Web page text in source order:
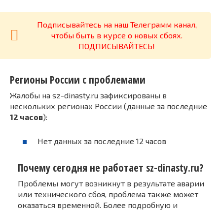
Подписывайтесь на наш Телеграмм канал,
чтобы быть в курсе о новых сбоях.
ПОДПИСЫВАЙТЕСЬ!
Регионы России с проблемами
Жалобы на sz-dinasty.ru зафиксированы в
нескольких регионах России (данные за последние
12 часов):
Нет данных за последние 12 часов
Почему сегодня не работает sz-dinasty.ru?
Проблемы могут возникнут в результате аварии
или технического сбоя, проблема также может
оказаться временной. Более подробную и